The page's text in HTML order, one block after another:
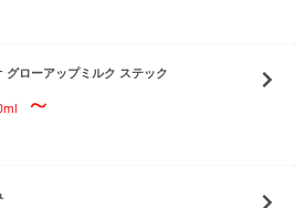
グローアップミルク ステック
～